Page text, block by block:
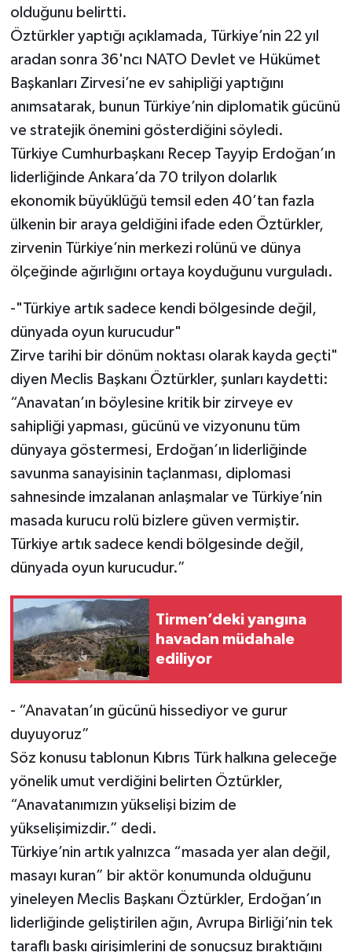
olduğunu belirtti.
Öztürkler yaptığı açıklamada, Türkiye’nin 22 yıl
aradan sonra 36'ncı NATO Devlet ve Hükümet
Başkanları Zirvesi’ne ev sahipliği yaptığını
anımsatarak, bunun Türkiye’nin diplomatik gücünü
ve stratejik önemini gösterdiğini söyledi.
Türkiye Cumhurbaşkanı Recep Tayyip Erdoğan’ın
liderliğinde Ankara’da 70 trilyon dolarlık
ekonomik büyüklüğü temsil eden 40’tan fazla
ülkenin bir araya geldiğini ifade eden Öztürkler,
zirvenin Türkiye’nin merkezi rolünü ve dünya
ölçeğinde ağırlığını ortaya koyduğunu vurguladı.
-"Türkiye artık sadece kendi bölgesinde değil,
dünyada oyun kurucudur"
Zirve tarihi bir dönüm noktası olarak kayda geçti"
diyen Meclis Başkanı Öztürkler, şunları kaydetti:
“Anavatan’ın böylesine kritik bir zirveye ev
sahipliği yapması, gücünü ve vizyonunu tüm
dünyaya göstermesi, Erdoğan’ın liderliğinde
savunma sanayisinin taçlanması, diplomasi
sahnesinde imzalanan anlaşmalar ve Türkiye’nin
masada kurucu rolü bizlere güven vermiştir.
Türkiye artık sadece kendi bölgesinde değil,
dünyada oyun kurucudur.”
Tirmen’deki yangına
havadan müdahale
ediliyor
- “Anavatan’ın gücünü hissediyor ve gurur
duyuyoruz”
Söz konusu tablonun Kıbrıs Türk halkına geleceğe
yönelik umut verdiğini belirten Öztürkler,
“Anavatanımızın yükselişi bizim de
yükselişimizdir.” dedi.
Türkiye’nin artık yalnızca “masada yer alan değil,
masayı kuran” bir aktör konumunda olduğunu
yineleyen Meclis Başkanı Öztürkler, Erdoğan’ın
liderliğinde geliştirilen ağın, Avrupa Birliği’nin tek
taraflı baskı girişimlerini de sonuçsuz bıraktığını